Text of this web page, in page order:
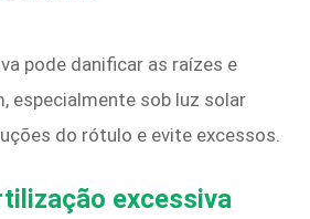
pode danificar as raízes e
especialmente sob luz solar
do rótulo e evite excessos.
excessiva